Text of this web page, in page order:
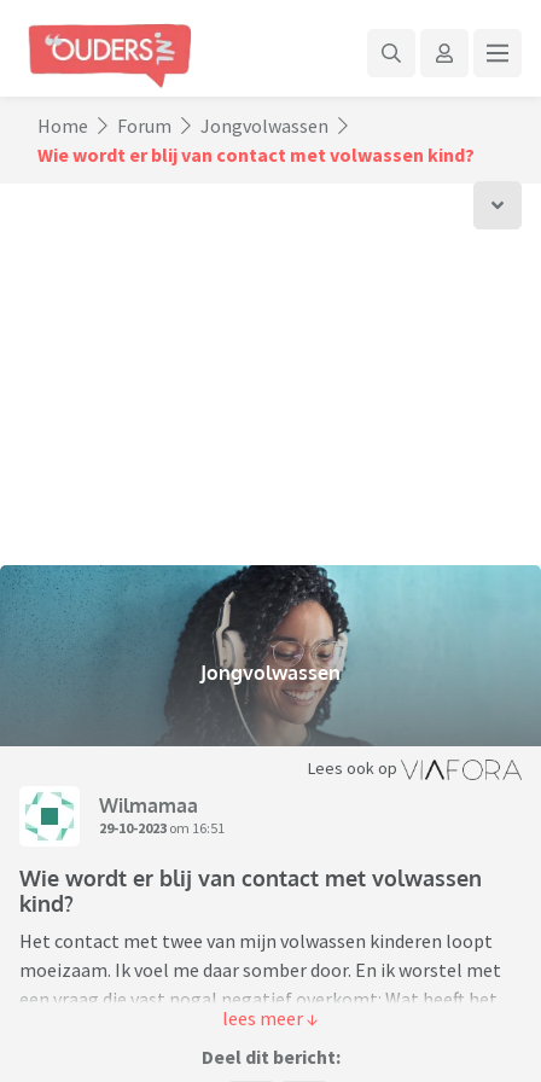
Home Forum
Jongvolwassen
Wie wordt er blij van contact met volwassen kind?
Jongvolwassen
Lees ook op
Wilmamaa
29-10-2023 om 16:51
Wie wordt er blij van contact met volwassen
kind?
Het contact met twee van mijn volwassen kinderen loopt
moeizaam. Ik voel me daar somber door. En ik worstel met
een vraag die vast nogal negatief overkomt: Wat heeft het
eigenlijk voor zin dat ouders en hun volwassen kinderen
contact houden? Wie wordt hier echt blij van?
Deel dit bericht: